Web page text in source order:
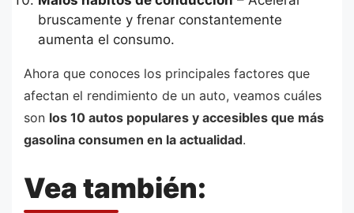
bruscamente y frenar constantemente
aumenta el consumo.
Ahora que conoces los principales factores que
afectan el rendimiento de un auto, veamos cuáles
son los 10 autos populares y accesibles que más
gasolina consumen en la actualidad.
Vea también: